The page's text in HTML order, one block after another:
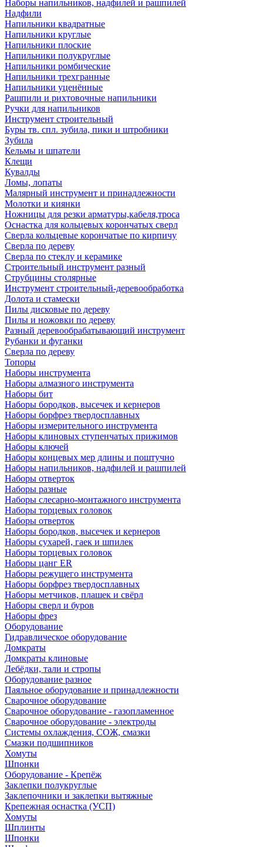
Наборы напильников, надфилей и рашпилей
Надфили
Напильники квадратные
Напильники круглые
Напильники плоские
Напильники полукруглые
Напильники ромбические
Напильники трехгранные
Напильники уценённые
Рашпили и рихтовочные напильники
Ручки для напильников
Инструмент строительный
Буры тв. спл. зубила, пики и штробники
Зубила
Кельмы и шпатели
Клещи
Кувалды
Ломы, лопаты
Малярный инструмент и принадлежности
Молотки и киянки
Ножницы для резки арматуры,кабеля,троса
Оснастка для кольцевых корончатых сверл
Сверла кольцевые корончатые по кирпичу
Сверла по дереву
Сверла по стеклу и керамике
Строительный инструмент разный
Струбцины столярные
Инструмент строительный-деревообработка
Долота и стамески
Пилы дисковые по дереву
Пилы и ножовки по дереву
Разный деревообрабатывающий инструмент
Рубанки и фуганки
Сверла по дереву
Топоры
Наборы инструмента
Наборы алмазного инструмента
Наборы бит
Наборы бородков, высечек и кернеров
Наборы борфрез твердосплавных
Наборы измерительного инструмента
Наборы клиновых ступенчатых прижимов
Наборы ключей
Наборы концевых мер длины и поштучно
Наборы напильников, надфилей и рашпилей
Наборы отверток
Наборы разные
Наборы слесарно-монтажного инструмента
Наборы торцевых головок
Наборы отверток
Наборы бородков, высечек и кернеров
Наборы сухарей, гаек и шпилек
Наборы торцевых головок
Наборы цанг ER
Наборы режущего инструмента
Наборы борфрез твердосплавных
Наборы метчиков, плашек и свёрл
Наборы сверл и буров
Наборы фрез
Оборудование
Гидравлическое оборудование
Домкраты
Домкраты клиновые
Лебёдки, тали и стропы
Оборудование разное
Паяльное оборудование и принадлежности
Сварочное оборудование
Сварочное оборудование - газопламенное
Сварочное оборудование - электроды
Системы охлаждения, СОЖ, смазки
Смазки подшипников
Хомуты
Шпонки
Оборудование - Крепёж
Заклепки полукруглые
Заклепочники и заклепки вытяжные
Крепежная оснастка (УСП)
Хомуты
Шплинты
Шпонки